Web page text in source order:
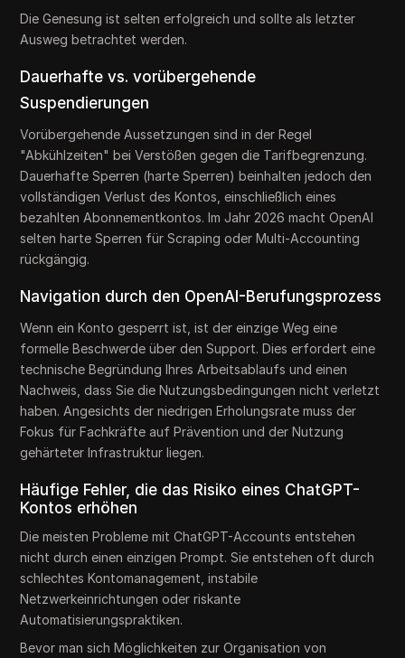
Die Genesung ist selten erfolgreich und sollte als letzter
Ausweg betrachtet werden.
Dauerhafte vs. vorübergehende
Suspendierungen
Vorübergehende Aussetzungen sind in der Regel
"Abkühlzeiten" bei Verstößen gegen die Tarifbegrenzung.
Dauerhafte Sperren (harte Sperren) beinhalten jedoch den
vollständigen Verlust des Kontos, einschließlich eines
bezahlten Abonnementkontos. Im Jahr 2026 macht OpenAI
selten harte Sperren für Scraping oder Multi-Accounting
rückgängig.
Navigation durch den OpenAI-Berufungsprozess
Wenn ein Konto gesperrt ist, ist der einzige Weg eine
formelle Beschwerde über den Support. Dies erfordert eine
technische Begründung Ihres Arbeitsablaufs und einen
Nachweis, dass Sie die Nutzungsbedingungen nicht verletzt
haben. Angesichts der niedrigen Erholungsrate muss der
Fokus für Fachkräfte auf Prävention und der Nutzung
gehärteter Infrastruktur liegen.
Häufige Fehler, die das Risiko eines ChatGPT-
Kontos erhöhen
Die meisten Probleme mit ChatGPT-Accounts entstehen
nicht durch einen einzigen Prompt. Sie entstehen oft durch
schlechtes Kontomanagement, instabile
Netzwerkeinrichtungen oder riskante
Automatisierungspraktiken.
Bevor man sich Möglichkeiten zur Organisation von